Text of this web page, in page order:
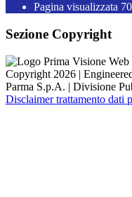
Pagina visualizzata
Sezione Copyright
Copyright 2026 |
Parma S.p.A. | Divisione
Disclaimer trattamento dati